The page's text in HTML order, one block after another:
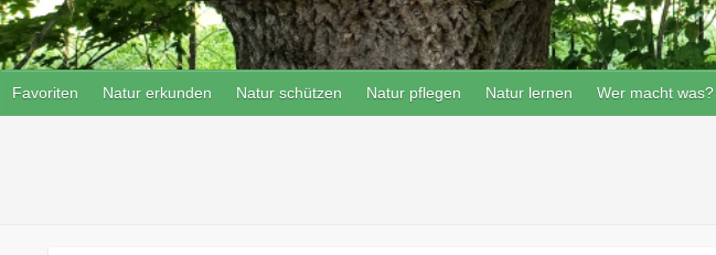
Favoriten Natur erkunden Natur schützen Natur pflegen Natur lernen Wer macht was?